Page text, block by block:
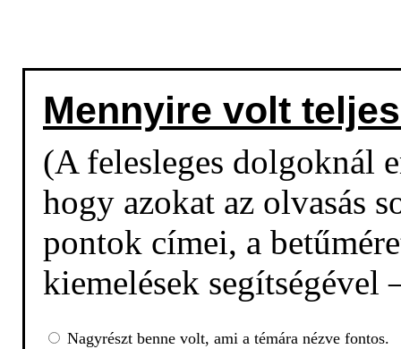
Mennyire volt
(A felesleges dolgoknál
hogy azokat az olvasás
pontok címei, a
kiemelések
Nagyrészt benne volt, ami a témára nézve fontos.